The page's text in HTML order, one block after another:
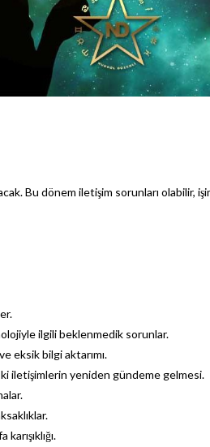
Bu dönem iletişim sorunları olabilir,
ilgili beklenmedik sorunlar.
eksik bilgi aktarımı.
iletişimlerin yeniden gündeme gelmesi.